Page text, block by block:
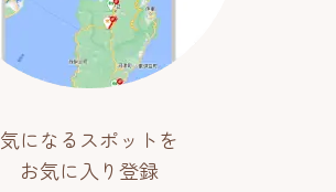
気になるスポットを
お気に入り登録